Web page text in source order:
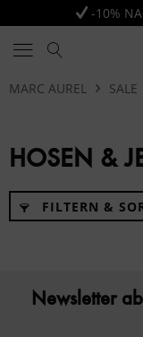
-10%
MARC AUREL SALE
HOSEN &
FILTERN &
Newsletter